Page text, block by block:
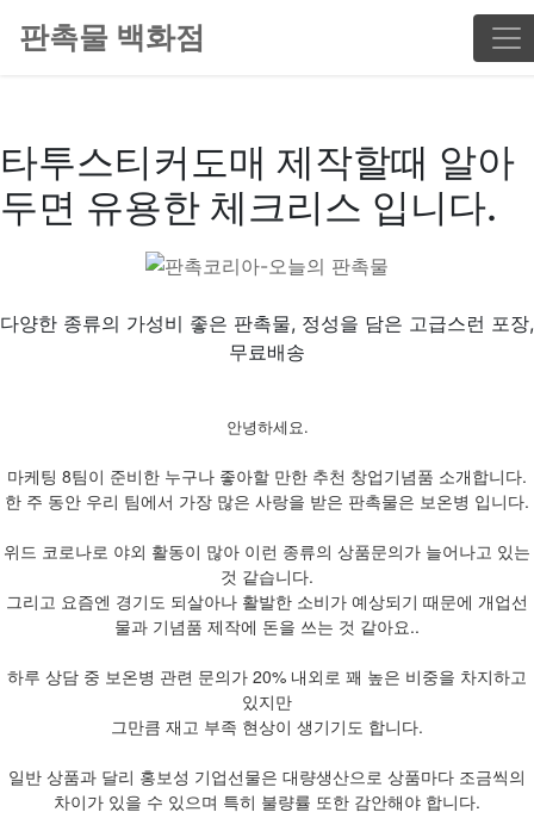
판촉물 백화점
타투스티커도매 제작할때 알아
두면 유용한 체크리스 입니다.
다양한 종류의 가성비 좋은 판촉물, 정성을 담은 고급스런 포장,
무료배송
안녕하세요.
마케팅 8팀이 준비한 누구나 좋아할 만한 추천 창업기념품 소개합니다.
한 주 동안 우리 팀에서 가장 많은 사랑을 받은 판촉물은 보온병 입니다.
위드 코로나로 야외 활동이 많아 이런 종류의 상품문의가 늘어나고 있는
것 같습니다.
그리고 요즘엔 경기도 되살아나 활발한 소비가 예상되기 때문에 개업선
물과 기념품 제작에 돈을 쓰는 것 같아요..
하루 상담 중 보온병 관련 문의가 20% 내외로 꽤 높은 비중을 차지하고
있지만
그만큼 재고 부족 현상이 생기기도 합니다.
일반 상품과 달리 홍보성 기업선물은 대량생산으로 상품마다 조금씩의
차이가 있을 수 있으며 특히 불량률 또한 감안해야 합니다.